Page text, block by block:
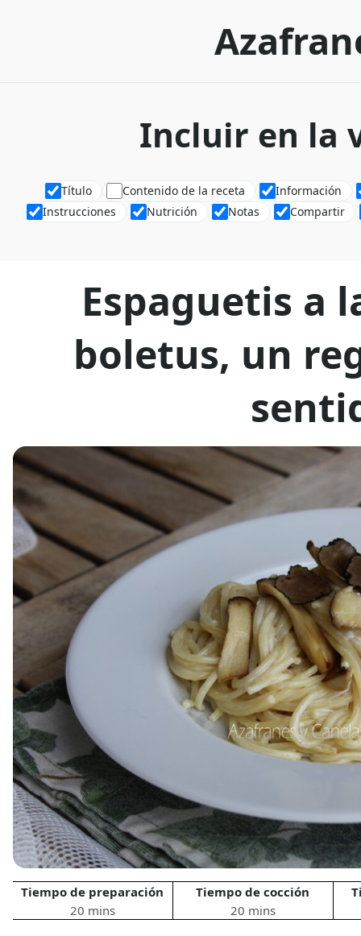
Incluir en la
Título Contenido de la receta
Información
Instrucciones
Nutrición Notas Compartir
Espaguetis a
boletus, un
Tiempo de preparación
20 mins
Tiempo de cocción
20 mins